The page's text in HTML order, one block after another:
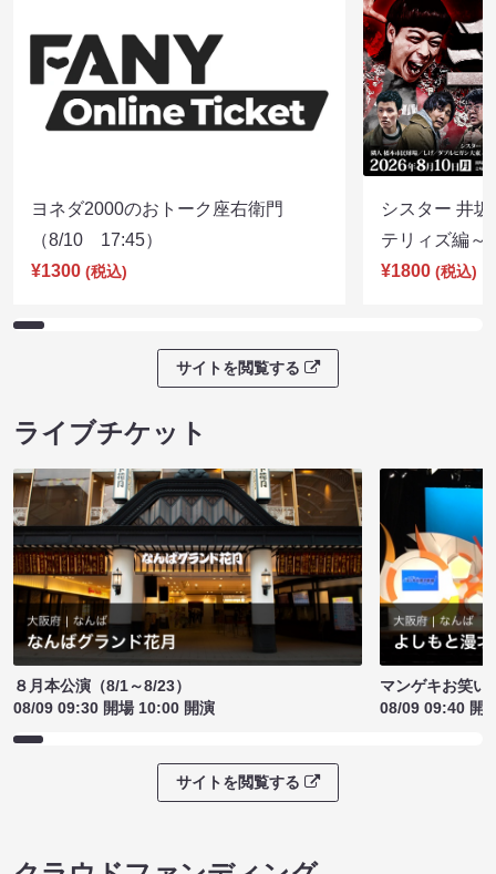
ヨネダ2000のおトーク座右衛門
（8/10 17:45）
¥1300 (税込)
シスター 井
テリィズ編
¥1800 (税込)
サイトを閲覧する
ライブチケット
８月本公演（8/1～8/23）
08/09 09:30 開場 10:00 開演
マンゲキお笑い
08/09 09:40 開
サイトを閲覧する